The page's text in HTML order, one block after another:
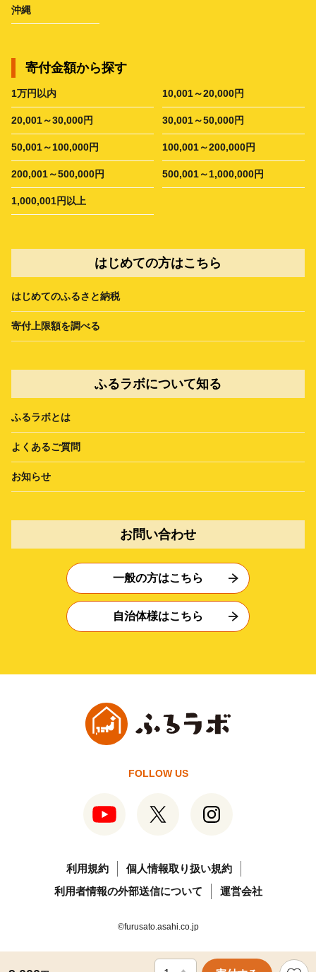
沖縄
寄付金額から探す
1万円以内 10,001～20,000円
20,001～30,000円 30,001～50,000円
50,001～100,000円 100,001～200,000円
200,001～500,000円 500,001～1,000,000円
1,000,001円以上
はじめての方はこちら
はじめてのふるさと納税
寄付上限額を調べる
ふるラボについて知る
ふるラボとは
よくあるご質問
お知らせ
お問い合わせ
一般の方はこちら
自治体様はこちら
FOLLOW US
利用規約
個人情報取り扱い規約
利用者情報の外部送信について
運営会社
©furusato.asahi.co.jp